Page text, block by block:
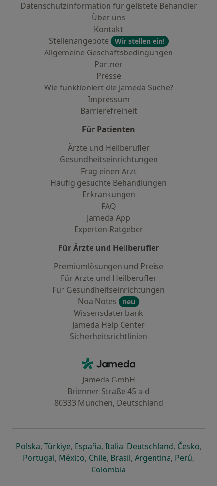
Datenschutzinformation für gelistete Behandler
Über uns
Kontakt
Stellenangebote
Wir stellen ein!
Allgemeine Geschäftsbedingungen
Partner
Presse
Wie funktioniert die Jameda Suche?
Impressum
Barrierefreiheit
Für Patienten
Ärzte und Heilberufler
Gesundheitseinrichtungen
Frag einen Arzt
Häufig gesuchte Behandlungen
Erkrankungen
FAQ
Jameda App
Experten-Ratgeber
Für Ärzte und Heilberufler
Premiumlösungen und Preise
Für Ärzte und Heilberufler
Für Gesundheitseinrichtungen
Noa Notes
neu
Wissensdatenbank
Jameda Help Center
Sicherheitsrichtlinien
Jameda - Startseite
Jameda GmbH
Brienner Straße 45 a-d
80333 München, Deutschland
Polskaöffnet in einer neuen Registerkarte
, Türkiyeöffnet in einer neuen Registerkarte
, Españaöffnet in einer neuen
, Italiaöffnet in einer neuen
, Deutschlandöffnet in
, Česko,
Portugalöffnet in einer neuen Registerkarte
, Méxicoöffnet in einer neuen Registerkarte
, Chileöffnet in einer neuen
, Brasilöffnet in einer neuen
, Argentinaöffnet in
, Perúöffnet
,
Colombia